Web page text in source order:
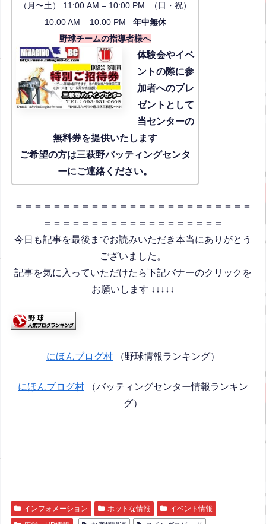
（月〜土） 11:00 AM – 10:00 PM （日・祝）
10:00 AM – 10:00 PM 年中無休
野球チームの指導者様へ
体験会やイベ
ントの際に参
加者へのプレ
ゼントとして
当センターの
無料券を提供いたします
ご希望の方は三萩野バッティングセンタ
ーにご連絡ください。
＝＝＝＝＝＝＝＝＝＝＝＝＝＝＝＝＝＝＝＝＝＝＝＝＝
＝＝＝＝＝＝＝＝＝＝＝＝＝＝＝＝＝＝＝
今日も記事を最後までお読みいただき本当にありがとう
ございました。
記事を気に入っていただけたら下記バナーのクリックを
お願いします ↓↓↓↓↓
にほんブログ村 （野球情報ランキング）
にほんブログ村 （バッティングセンター情報ランキン
グ）
インフォメーション ホットな情報
イベント情報